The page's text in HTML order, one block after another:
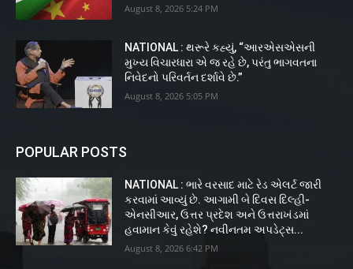
August 8, 2026 5:24 PM
NATIONAL : થરૂરે કહ્યું, “આરએસએસની
મુખ્ય વિચારધારા એ જ રહે છે, પરંતુ ભાગવતના
નિવેદનો પરિવર્તન દર્શાવે છે.”
August 8, 2026 5:05 PM
POPULAR POSTS
NATIONAL : ભારે વરસાદ માટે રેડ એલર્ટ જારી
કરવામાં આવ્યું છે. આગામી બે દિવસ દિલ્હી-
એનસીઆર, ઉત્તર પ્રદેશ અને ઉત્તરાખંડમાં
હવામાન કેવું રહેશે? નવીનતમ અપડેટ્સ...
August 8, 2026 6:42 PM